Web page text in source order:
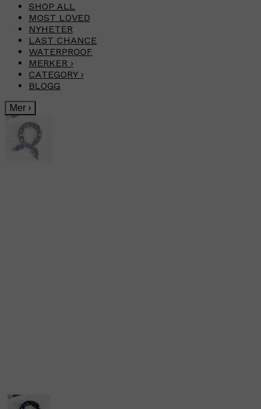
SHOP ALL
MOST LOVED
NYHETER
LAST CHANCE
WATERPROOF
MERKER ›
CATEGORY ›
BLOGG
Mer ›